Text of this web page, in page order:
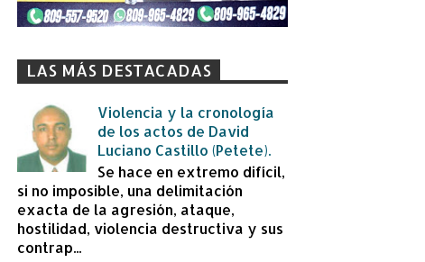
LAS MÁS DESTACADAS
Violencia y la cronología
de los actos de David
Luciano Castillo (Petete).
Se hace en extremo difícil,
si no imposible, una delimitación
exacta de la agresión, ataque,
hostilidad, violencia destructiva y sus
contrap...